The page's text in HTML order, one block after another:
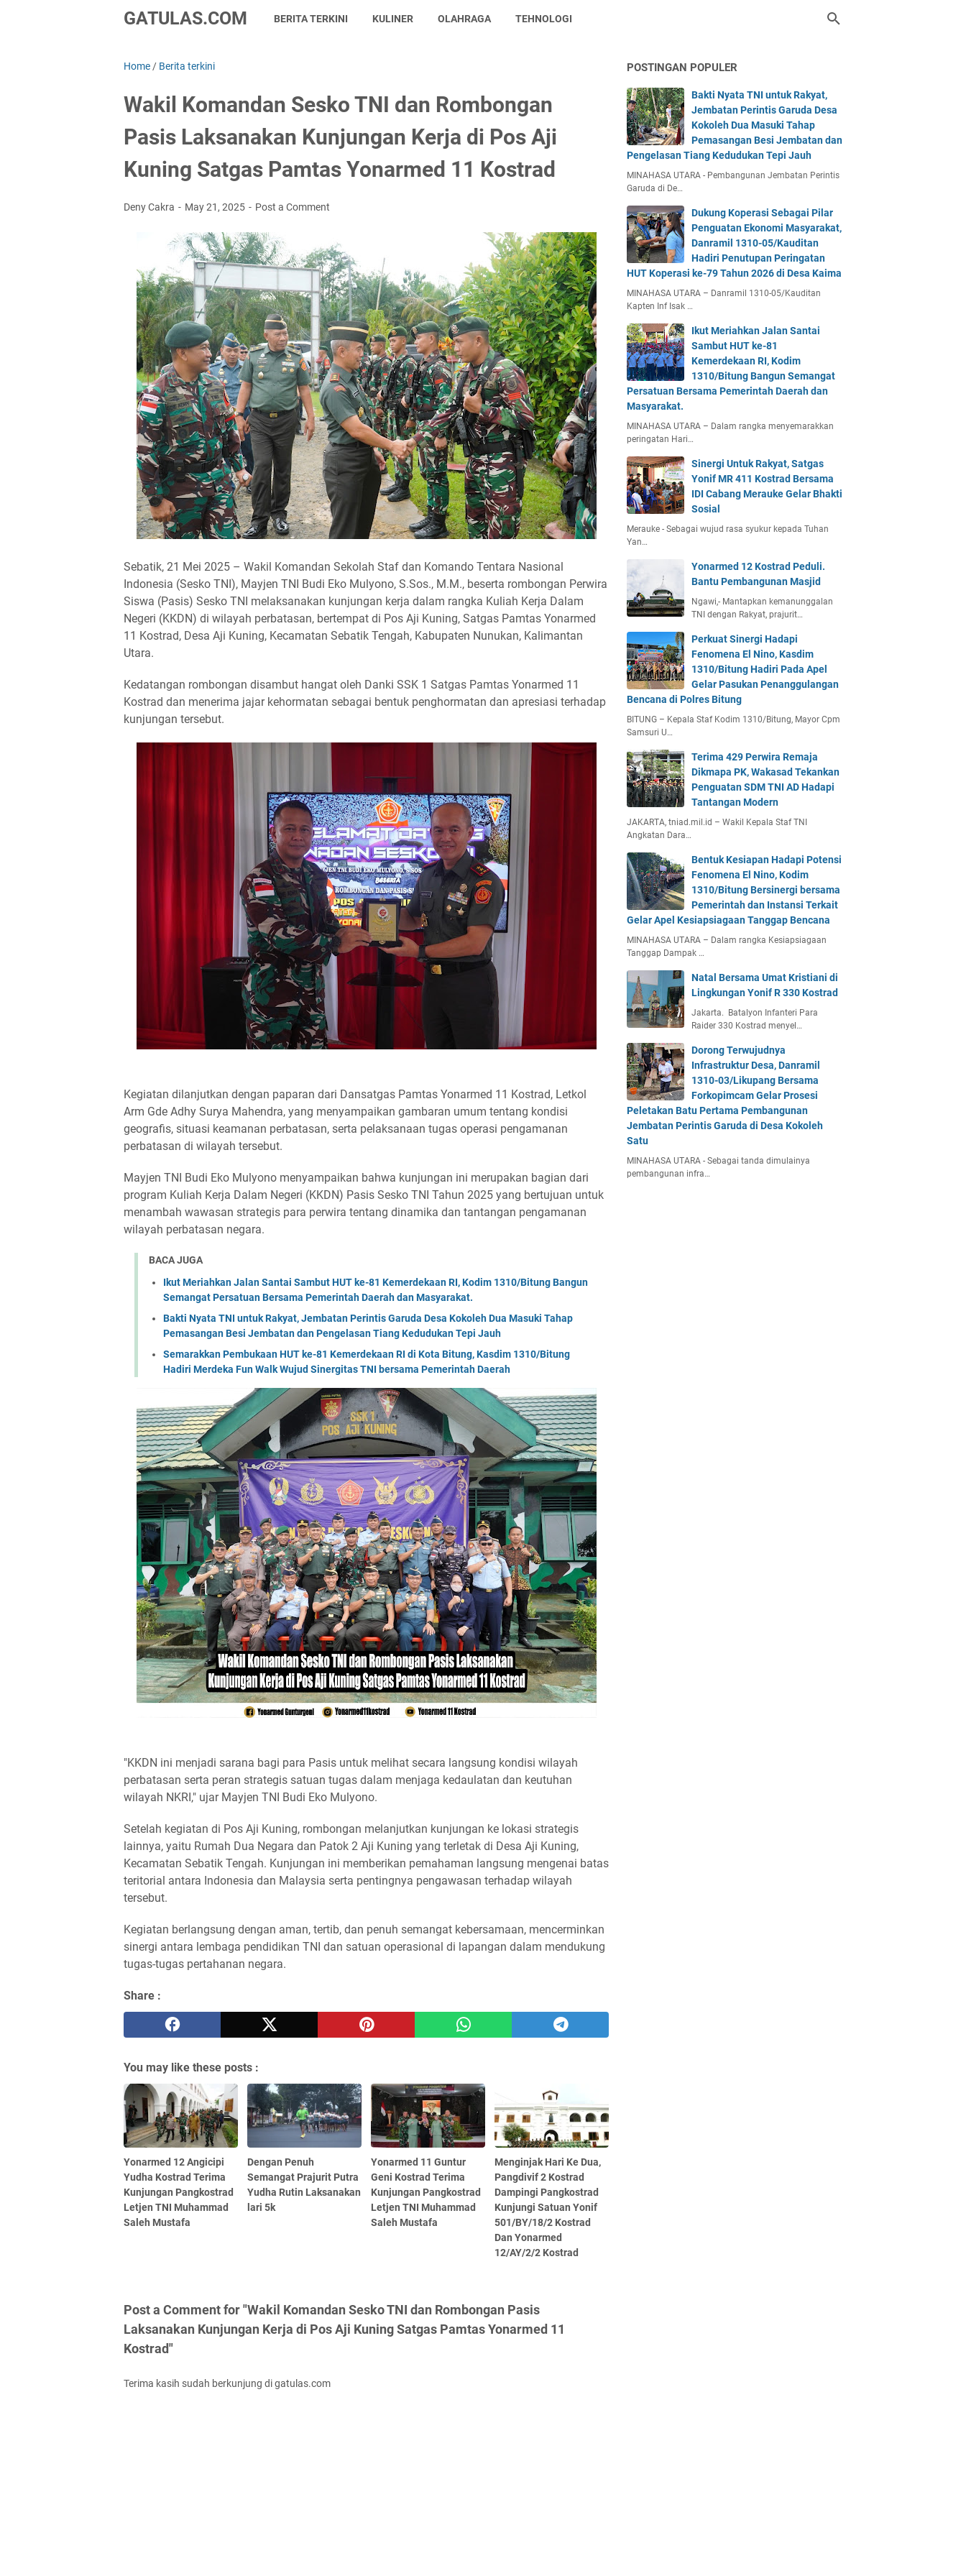
GATULAS.COM BERITA TERKINI KULINER OLAHRAGA TEHNOLOGI
Home / Berita terkini
Wakil Komandan Sesko TNI dan Rombongan
Pasis Laksanakan Kunjungan Kerja di Pos Aji
Kuning Satgas Pamtas Yonarmed 11 Kostrad
Deny Cakra May 21, 2025 Post a Comment
Sebatik, 21 Mei 2025 – Wakil Komandan Sekolah Staf dan Komando Tentara Nasional
Indonesia (Sesko TNI), Mayjen TNI Budi Eko Mulyono, S.Sos., M.M., beserta rombongan Perwira
Siswa (Pasis) Sesko TNI melaksanakan kunjungan kerja dalam rangka Kuliah Kerja Dalam
Negeri (KKDN) di wilayah perbatasan, bertempat di Pos Aji Kuning, Satgas Pamtas Yonarmed
11 Kostrad, Desa Aji Kuning, Kecamatan Sebatik Tengah, Kabupaten Nunukan, Kalimantan
Utara.
Kedatangan rombongan disambut hangat oleh Danki SSK 1 Satgas Pamtas Yonarmed 11
Kostrad dan menerima jajar kehormatan sebagai bentuk penghormatan dan apresiasi terhadap
kunjungan tersebut.
Kegiatan dilanjutkan dengan paparan dari Dansatgas Pamtas Yonarmed 11 Kostrad, Letkol
Arm Gde Adhy Surya Mahendra, yang menyampaikan gambaran umum tentang kondisi
geografis, situasi keamanan perbatasan, serta pelaksanaan tugas operasi pengamanan
perbatasan di wilayah tersebut.
Mayjen TNI Budi Eko Mulyono menyampaikan bahwa kunjungan ini merupakan bagian dari
program Kuliah Kerja Dalam Negeri (KKDN) Pasis Sesko TNI Tahun 2025 yang bertujuan untuk
menambah wawasan strategis para perwira tentang dinamika dan tantangan pengamanan
wilayah perbatasan negara.
BACA JUGA
Ikut Meriahkan Jalan Santai Sambut HUT ke-81 Kemerdekaan RI, Kodim 1310/Bitung Bangun
Semangat Persatuan Bersama Pemerintah Daerah dan Masyarakat.
Bakti Nyata TNI untuk Rakyat, Jembatan Perintis Garuda Desa Kokoleh Dua Masuki Tahap
Pemasangan Besi Jembatan dan Pengelasan Tiang Kedudukan Tepi Jauh
Semarakkan Pembukaan HUT ke-81 Kemerdekaan RI di Kota Bitung, Kasdim 1310/Bitung
Hadiri Merdeka Fun Walk Wujud Sinergitas TNI bersama Pemerintah Daerah
"KKDN ini menjadi sarana bagi para Pasis untuk melihat secara langsung kondisi wilayah
perbatasan serta peran strategis satuan tugas dalam menjaga kedaulatan dan keutuhan
wilayah NKRI," ujar Mayjen TNI Budi Eko Mulyono.
Setelah kegiatan di Pos Aji Kuning, rombongan melanjutkan kunjungan ke lokasi strategis
lainnya, yaitu Rumah Dua Negara dan Patok 2 Aji Kuning yang terletak di Desa Aji Kuning,
Kecamatan Sebatik Tengah. Kunjungan ini memberikan pemahaman langsung mengenai batas
teritorial antara Indonesia dan Malaysia serta pentingnya pengawasan terhadap wilayah
tersebut.
Kegiatan berlangsung dengan aman, tertib, dan penuh semangat kebersamaan, mencerminkan
sinergi antara lembaga pendidikan TNI dan satuan operasional di lapangan dalam mendukung
tugas-tugas pertahanan negara.
Share :
You may like these posts :
Yonarmed 12 Angicipi
Yudha Kostrad Terima
Kunjungan Pangkostrad
Letjen TNI Muhammad
Saleh Mustafa
Dengan Penuh
Semangat Prajurit Putra
Yudha Rutin Laksanakan
lari 5k
Yonarmed 11 Guntur
Geni Kostrad Terima
Kunjungan Pangkostrad
Letjen TNI Muhammad
Saleh Mustafa
Menginjak Hari Ke Dua,
Pangdivif 2 Kostrad
Dampingi Pangkostrad
Kunjungi Satuan Yonif
501/BY/18/2 Kostrad
Dan Yonarmed
12/AY/2/2 Kostrad
Post a Comment for "Wakil Komandan Sesko TNI dan Rombongan Pasis
Laksanakan Kunjungan Kerja di Pos Aji Kuning Satgas Pamtas Yonarmed 11
Kostrad"
Terima kasih sudah berkunjung di gatulas.com
POSTINGAN POPULER
Bakti Nyata TNI untuk Rakyat,
Jembatan Perintis Garuda Desa
Kokoleh Dua Masuki Tahap
Pemasangan Besi Jembatan dan
Pengelasan Tiang Kedudukan Tepi Jauh
MINAHASA UTARA - Pembangunan Jembatan Perintis
Garuda di De…
Dukung Koperasi Sebagai Pilar
Penguatan Ekonomi Masyarakat,
Danramil 1310-05/Kauditan
Hadiri Penutupan Peringatan
HUT Koperasi ke-79 Tahun 2026 di Desa Kaima
MINAHASA UTARA – Danramil 1310-05/Kauditan
Kapten Inf Isak …
Ikut Meriahkan Jalan Santai
Sambut HUT ke-81
Kemerdekaan RI, Kodim
1310/Bitung Bangun Semangat
Persatuan Bersama Pemerintah Daerah dan
Masyarakat.
MINAHASA UTARA – Dalam rangka menyemarakkan
peringatan Hari…
Sinergi Untuk Rakyat, Satgas
Yonif MR 411 Kostrad Bersama
IDI Cabang Merauke Gelar Bhakti
Sosial
Merauke - Sebagai wujud rasa syukur kepada Tuhan
Yan…
Yonarmed 12 Kostrad Peduli.
Bantu Pembangunan Masjid
Ngawi,- Mantapkan kemanunggalan
TNI dengan Rakyat, prajurit…
Perkuat Sinergi Hadapi
Fenomena El Nino, Kasdim
1310/Bitung Hadiri Pada Apel
Gelar Pasukan Penanggulangan
Bencana di Polres Bitung
BITUNG – Kepala Staf Kodim 1310/Bitung, Mayor Cpm
Samsuri U…
Terima 429 Perwira Remaja
Dikmapa PK, Wakasad Tekankan
Penguatan SDM TNI AD Hadapi
Tantangan Modern
JAKARTA, tniad.mil.id – Wakil Kepala Staf TNI
Angkatan Dara…
Bentuk Kesiapan Hadapi Potensi
Fenomena El Nino, Kodim
1310/Bitung Bersinergi bersama
Pemerintah dan Instansi Terkait
Gelar Apel Kesiapsiagaan Tanggap Bencana
MINAHASA UTARA – Dalam rangka Kesiapsiagaan
Tanggap Dampak …
Natal Bersama Umat Kristiani di
Lingkungan Yonif R 330 Kostrad
Jakarta. Batalyon Infanteri Para
Raider 330 Kostrad menyel…
Dorong Terwujudnya
Infrastruktur Desa, Danramil
1310-03/Likupang Bersama
Forkopimcam Gelar Prosesi
Peletakan Batu Pertama Pembangunan
Jembatan Perintis Garuda di Desa Kokoleh
Satu
MINAHASA UTARA - Sebagai tanda dimulainya
pembangunan infra…